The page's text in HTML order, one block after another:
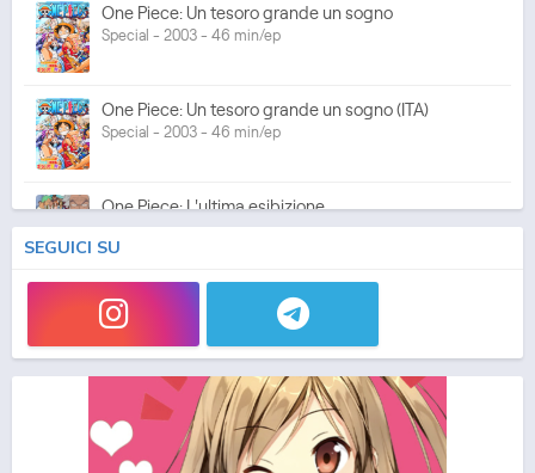
One Piece: Un tesoro grande un sogno
Special - 2003 - 46 min/ep
One Piece: Un tesoro grande un sogno (ITA)
Special - 2003 - 46 min/ep
One Piece: L'ultima esibizione
Special - 2003 - 45 min/ep
One Piece: L'ultima esibizione (ITA)
Special - 2003 - 45 min/ep
One Piece Movie 05: Norowareta Seiken
Movie - 2004 - 1h e 35 min/ep
SEGUICI SU